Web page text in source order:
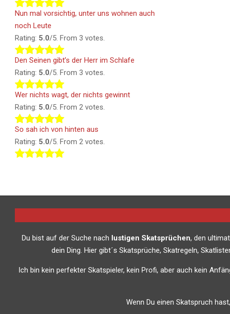
Nun mal vorsichtig, unter uns wohnen auch
noch Leute
Rating: 5.0/5. From 3 votes.
Den Seinen gibt’s der Herr im Schlafe
Rating: 5.0/5. From 3 votes.
Wer nichts wagt, der nichts gewinnt
Rating: 5.0/5. From 2 votes.
So sah ich von hinten aus
Rating: 5.0/5. From 2 votes.
Du bist auf der Suche nach lustigen Skatsprüchen, den
dein Ding. Hier gibt´s Skatsprüche, Skatregeln,
Ich bin kein perfekter Skatspieler, kein Profi, aber auch kein
Wenn Du einen Skatspruch